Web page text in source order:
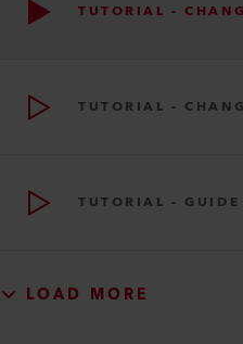
TUTORIAL -
TUTORIAL -
TUTORIAL - GUIDE
LOAD MORE